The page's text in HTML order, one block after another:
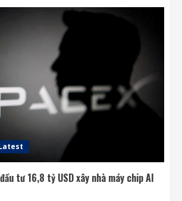
tư 16,8 tỷ USD xây nhà máy chip AI